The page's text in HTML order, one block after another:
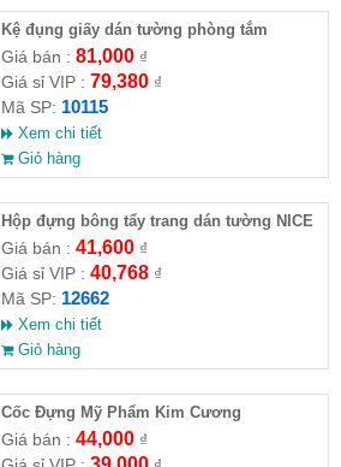
Kệ đụng giấy dán tường phòng tắm
Giá bán : 81,000₫
Giá sỉ VIP : 79,380₫
Mã SP: 10115
Xem chi tiết
Giỏ hàng
Hộp đựng bông tẩy trang dán tường NICE
Giá bán : 41,600₫
Giá sỉ VIP : 40,768₫
Mã SP: 12662
Xem chi tiết
Giỏ hàng
Cốc Đựng Mỹ Phẩm Kim Cương
Giá bán : 44,000₫